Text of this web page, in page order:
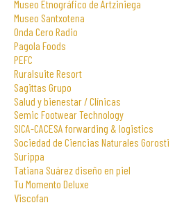
Museo Etnográfico de Artziniega
Museo Santxotena
Onda Cero Radio
Pagola Foods
PEFC
Ruralsuite Resort
Sagittas Grupo
Salud y bienestar / Clínicas
Semic Footwear Technology
SICA-CACESA forwarding & logistics
Sociedad de Ciencias Naturales Gorosti
Surippa
Tatiana Suárez diseño en piel
Tu Momento Deluxe
Viscofan